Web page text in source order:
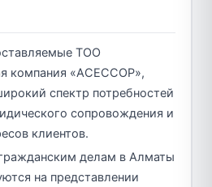
ТОО
компания «АСЕССОР»,
спектр потребностей
сопровождения и
клиентов.
делам в Алматы
на представлении